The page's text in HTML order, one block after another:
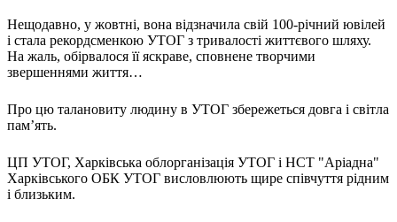
Я досліджую світ
Реєстр перекладачів жестової мови Українського
"Сервіс УТОГ"
Вінницька область
Волинська область
Нещодавно, у жовтні, вона відзначила свій 100-річний ювілей
і стала рекордсменкою УТОГ з тривалості життєвого шляху.
На жаль, обірвалося її яскраве, сповнене творчими
звершеннями життя…
Про цю талановиту людину в УТОГ збережеться довга і світла
пам’ять.
ЦП УТОГ, Харківська облорганізація УТОГ і НСТ "Аріадна"
Харківського ОБК УТОГ висловлюють щире співчуття рідним
і близьким.